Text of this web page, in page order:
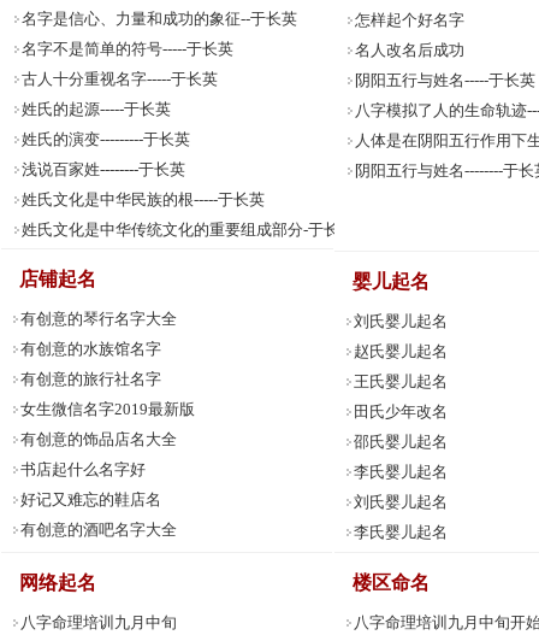
楼区命名
八字命理培训九月中旬开
名字是信心、力量和成功的象征--于长英
名字不是简单的符号-----于长英
古人十分重视名字-----于长英
姓氏的起源-----于长英
姓氏的演变---------于长英
浅说百家姓--------于长英
姓氏文化是中华民族的根-----于长英
姓氏文化是中华传统文化的重要组成部分-于长英
怎样起个好名字
名人改名后成功
阴阳五行与姓名-----于长英
八字模拟了人的生命轨迹
人体是在阴阳五行作用下
阴阳五行与姓名--------于长
店铺起名
有创意的琴行名字大全
有创意的水族馆名字
有创意的旅行社名字
女生微信名字2019最新版
有创意的饰品店名大全
书店起什么名字好
好记又难忘的鞋店名
有创意的酒吧名字大全
婴儿起名
刘氏婴儿起名
赵氏婴儿起名
王氏婴儿起名
田氏少年改名
邵氏婴儿起名
李氏婴儿起名
刘氏婴儿起名
李氏婴儿起名
网络起名
八字命理培训九月中旬